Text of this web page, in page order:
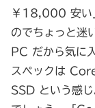
￥18,000 安い
のでちょっと迷
PC だから気に
スペックは
SSD という感